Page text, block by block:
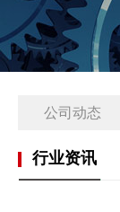
资质荣誉
免责申明
固体制剂设备
液体制剂设备
后段包装设备
前处理设备
1+X建设
工厂简介
1+X证书
1+X设备方案
解决方案
客户案例
新闻中心
公司动态
行业资讯